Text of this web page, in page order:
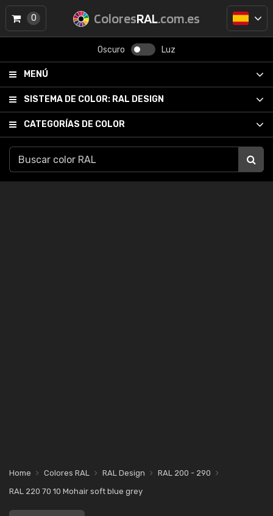
ColoresRAL.com.es
Oscuro Luz
MENÚ
SISTEMA DE COLOR: RAL DESIGN
CATEGORÍAS DE COLOR
0
Home Colores RAL RAL Design
RAL 200 - 290
RAL 220 70 10 Mohair soft blue grey